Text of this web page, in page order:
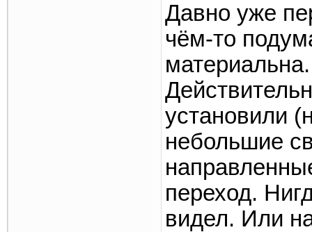
Давно уже
чём-то
материальна.
установили
небольшие
переход.
видел. Или